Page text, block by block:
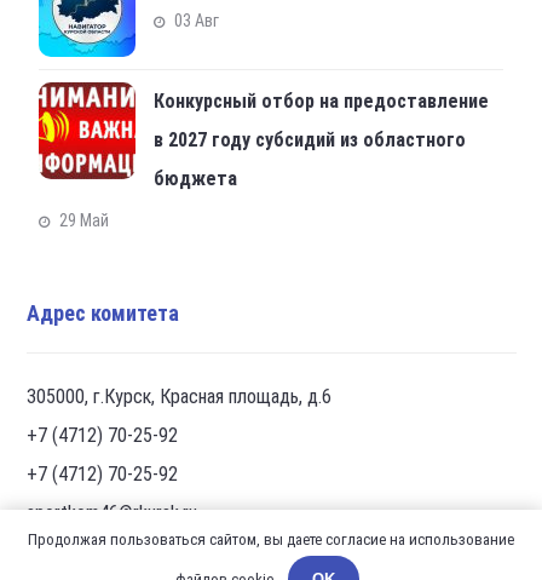
03 Авг
Конкурсный отбор на предоставление
в 2027 году субсидий из областного
бюджета
29 Май
Адрес комитета
305000, г.Курск, Красная площадь, д.6
+7 (4712) 70-25-92
+7 (4712) 70-25-92
sportkom46@rkursk.ru
Продолжая пользоваться сайтом, вы даете согласие на использование